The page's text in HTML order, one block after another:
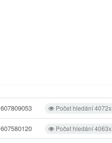
Počet hledání 4072x
607809053
Počet hledání 4063x
607580120